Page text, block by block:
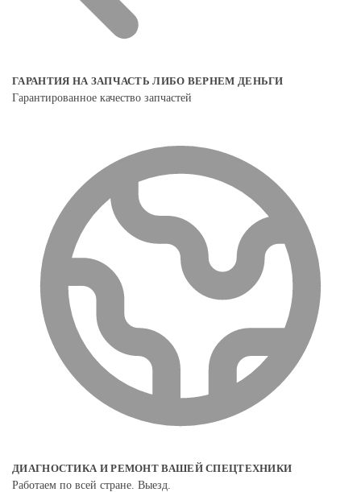
ГАРАНТИЯ НА ЗАПЧАСТЬ ЛИБО ВЕРНЕМ ДЕНЬГИ
Гарантированное качество запчастей
ДИАГНОСТИКА И РЕМОНТ ВАШЕЙ СПЕЦТЕХНИКИ
Работаем по всей стране. Выезд.